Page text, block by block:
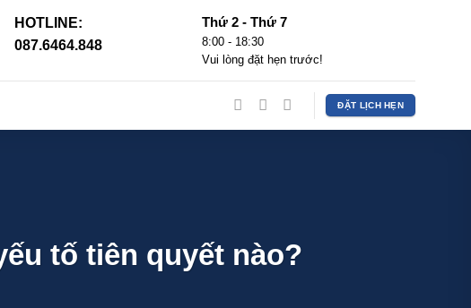
HOTLINE:
087.6464.848
Thứ 2 - Thứ 7
8:00 - 18:30
Vui lòng đặt hẹn trước!
ĐẶT LỊCH HẸN
tố tiên quyết nào?